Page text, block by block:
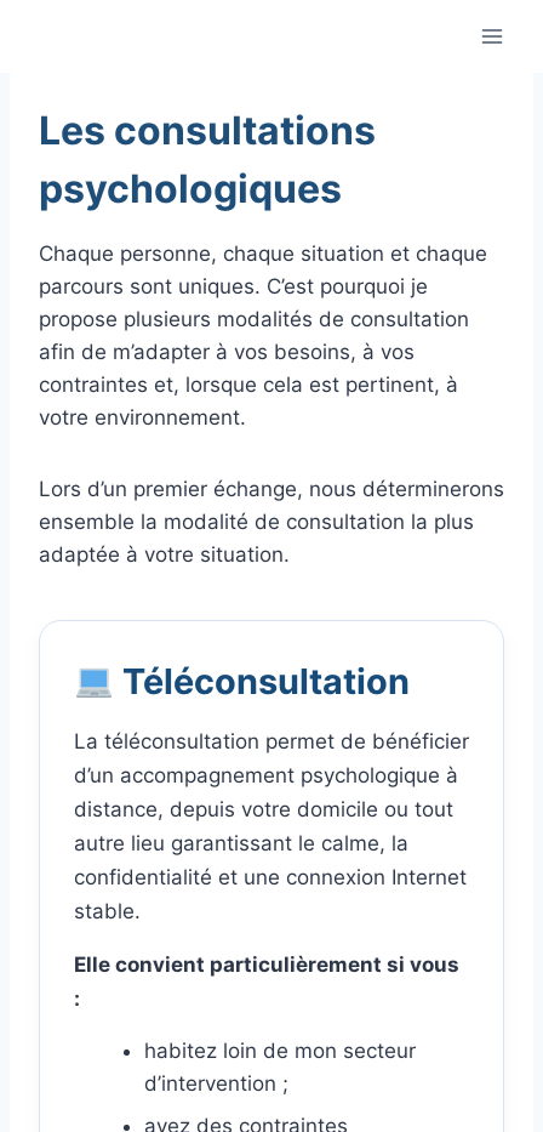
Les consultations
psychologiques
Chaque personne, chaque situation et chaque
parcours sont uniques. C’est pourquoi je
propose plusieurs modalités de consultation
afin de m’adapter à vos besoins, à vos
contraintes et, lorsque cela est pertinent, à
votre environnement.
Lors d’un premier échange, nous déterminerons
ensemble la modalité de consultation la plus
adaptée à votre situation.
Téléconsultation
La téléconsultation permet de bénéficier
d’un accompagnement psychologique à
distance, depuis votre domicile ou tout
autre lieu garantissant le calme, la
confidentialité et une connexion Internet
stable.
Elle convient particulièrement si vous
:
habitez loin de mon secteur
d’intervention ;
avez des contraintes